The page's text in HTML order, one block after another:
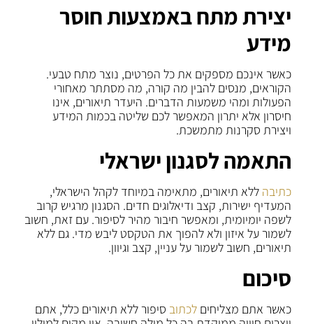
יצירת מתח באמצעות חוסר
מידע
כאשר אינכם מספקים את כל הפרטים, נוצר מתח טבעי.
הקוראים, מנסים להבין מה קורה, מה מסתתר מאחורי
הפעולות ומהי משמעות הדברים. היעדר תיאורים, אינו
חיסרון אלא יתרון המאפשר לכם שליטה בכמות המידע
ויצירת סקרנות מתמשכת.
התאמה לסגנון ישראלי
כתיבה ללא תיאורים, מתאימה במיוחד לקהל הישראלי,
המעדיף ישירות, קצב ודיאלוגים חדים. הסגנון מרגיש קרוב
לשפה יומיומית, ומאפשר חיבור מהיר לסיפור. עם זאת, חשוב
לשמור על איזון ולא להפוך את הטקסט ליבש מדי. גם ללא
תיאורים, חשוב לשמור על עניין, קצב וגיוון.
סיכום
כאשר אתם מצליחיםלכתוב סיפור ללא תיאורים כלל, אתם